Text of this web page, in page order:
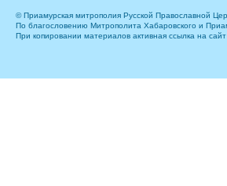
© Приамурская митрополия Русской Православной
По благословению Митрополита Хабаровского и
При копировании материалов активная ссылка на сайт